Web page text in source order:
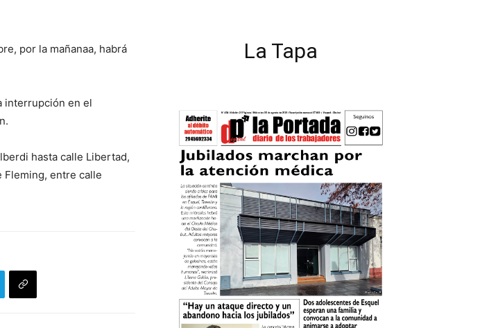
por la mañanaa, habrá
interrupción en el
hasta calle Libertad,
Fleming, entre calle
La Tapa